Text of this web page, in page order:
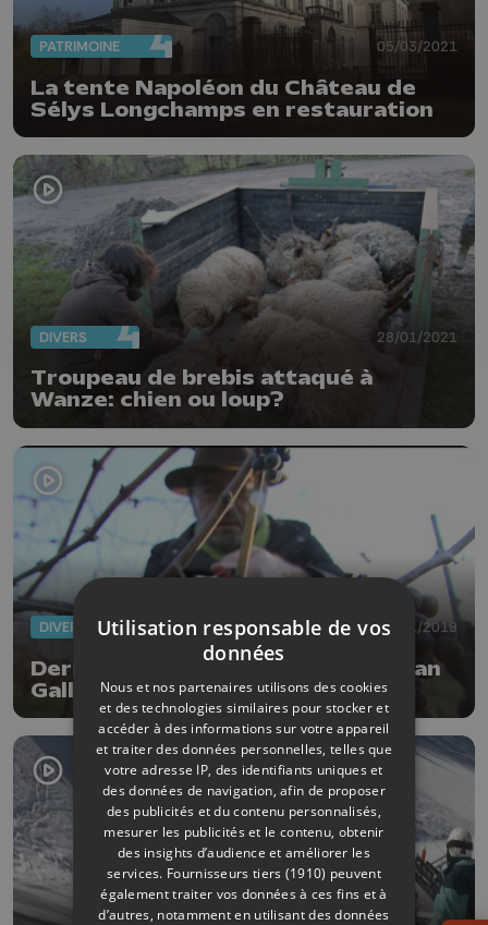
PATRIMOINE 05/03/2021
La tente Napoléon du Château de
Sélys Longchamps en restauration
DIVERS 28/01/2021
Troupeau de brebis attaqué à
Wanze: chien ou loup?
DIVERS 25/11/2019
Dernier jour de vendange pour Jean
Galler
Utilisation responsable de vos
données
Nous et nos partenaires utilisons des cookies
et des technologies similaires pour stocker et
accéder à des informations sur votre appareil
et traiter des données personnelles, telles que
votre adresse IP, des identifiants uniques et
des données de navigation, afin de proposer
des publicités et du contenu personnalisés,
mesurer les publicités et le contenu, obtenir
des insights d’audience et améliorer les
services. Fournisseurs tiers (1910) peuvent
également traiter vos données à ces fins et à
d’autres, notamment en utilisant des données